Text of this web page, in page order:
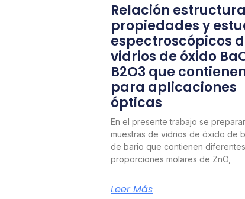
Relación
propiedades y
espectroscópicos
vidrios de óxido
B2O3 que
para aplicaciones
ópticas
En el presente trabajo se
muestras de vidrios de óxido de
de bario que contienen diferentes
proporciones molares de ZnO,
Leer Más